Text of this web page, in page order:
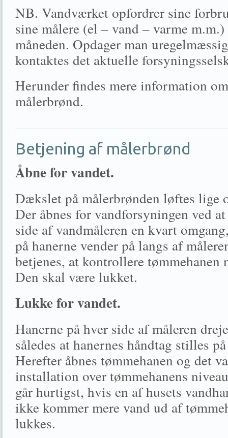
NB. Vandværket opfordrer sine
sine målere (el – vand – varme
måneden. Opdager man
kontaktes det aktuelle
Herunder findes mere information
målerbrønd.
Betjening af målerbrønd
Åbne for vandet.
Dækslet på målerbrønden løftes lige
Der åbnes for vandforsyningen ved
side af vandmåleren en kvart
på hanerne vender på langs af
betjenes, at kontrollere tømmehanen
Den skal være lukket.
Lukke for vandet.
Hanerne på hver side af måleren
således at hanernes håndtag stilles
Herefter åbnes tømmehanen og det
installation over tømmehanens
går hurtigst, hvis en af husets
ikke kommer mere vand ud af
lukkes.